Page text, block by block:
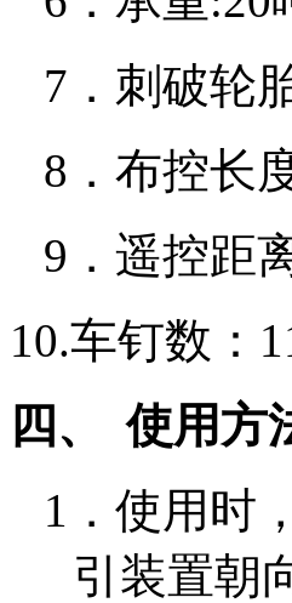
7． 刺破轮
8． 布控长
9． 遥控距
10.车钉数：
四、
使用方
1． 使用时
引装置朝